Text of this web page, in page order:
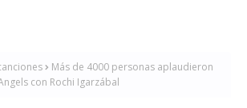
Más de 4000 personas aplaudieron
con Rochi Igarzábal